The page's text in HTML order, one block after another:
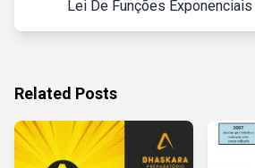
Lei De Funções Exponenciais
Related Posts